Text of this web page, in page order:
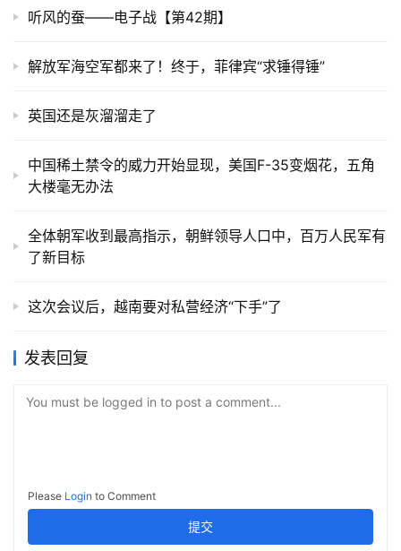
听风的蚕——电子战【第42期】
解放军海空军都来了！终于，菲律宾“求锤得锤”
英国还是灰溜溜走了
中国稀土禁令的威力开始显现，美国F-35变烟花，五角
大楼毫无办法
全体朝军收到最高指示，朝鲜领导人口中，百万人民军有
了新目标
这次会议后，越南要对私营经济“下手”了
发表回复
You must be logged in to post a comment...
Please Login to Comment
提交